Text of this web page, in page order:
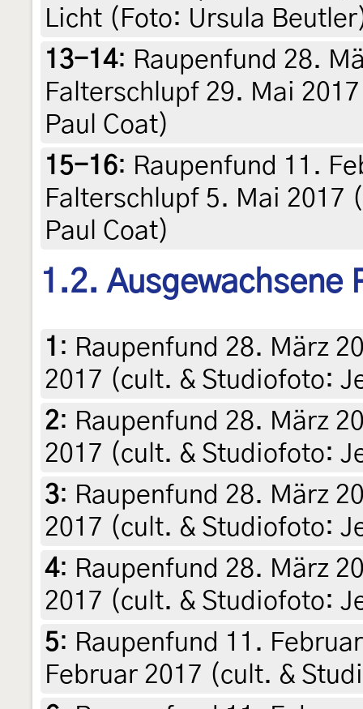
Licht (Foto: Ursula
13-14: Raupenfund 28.
Falterschlupf 29. Mai
Paul Coat)
15-16: Raupenfund 11.
Falterschlupf 5. Mai
Paul Coat)
1.2. Ausgewachsene
1 : Raupenfund 28. März
2017 (cult. & Studiofoto:
2: Raupenfund 28. März
2017 (cult. & Studiofoto:
3: Raupenfund 28. März
2017 (cult. & Studiofoto:
4: Raupenfund 28. März
2017 (cult. & Studiofoto:
5: Raupenfund 11.
Februar 2017 (cult. &